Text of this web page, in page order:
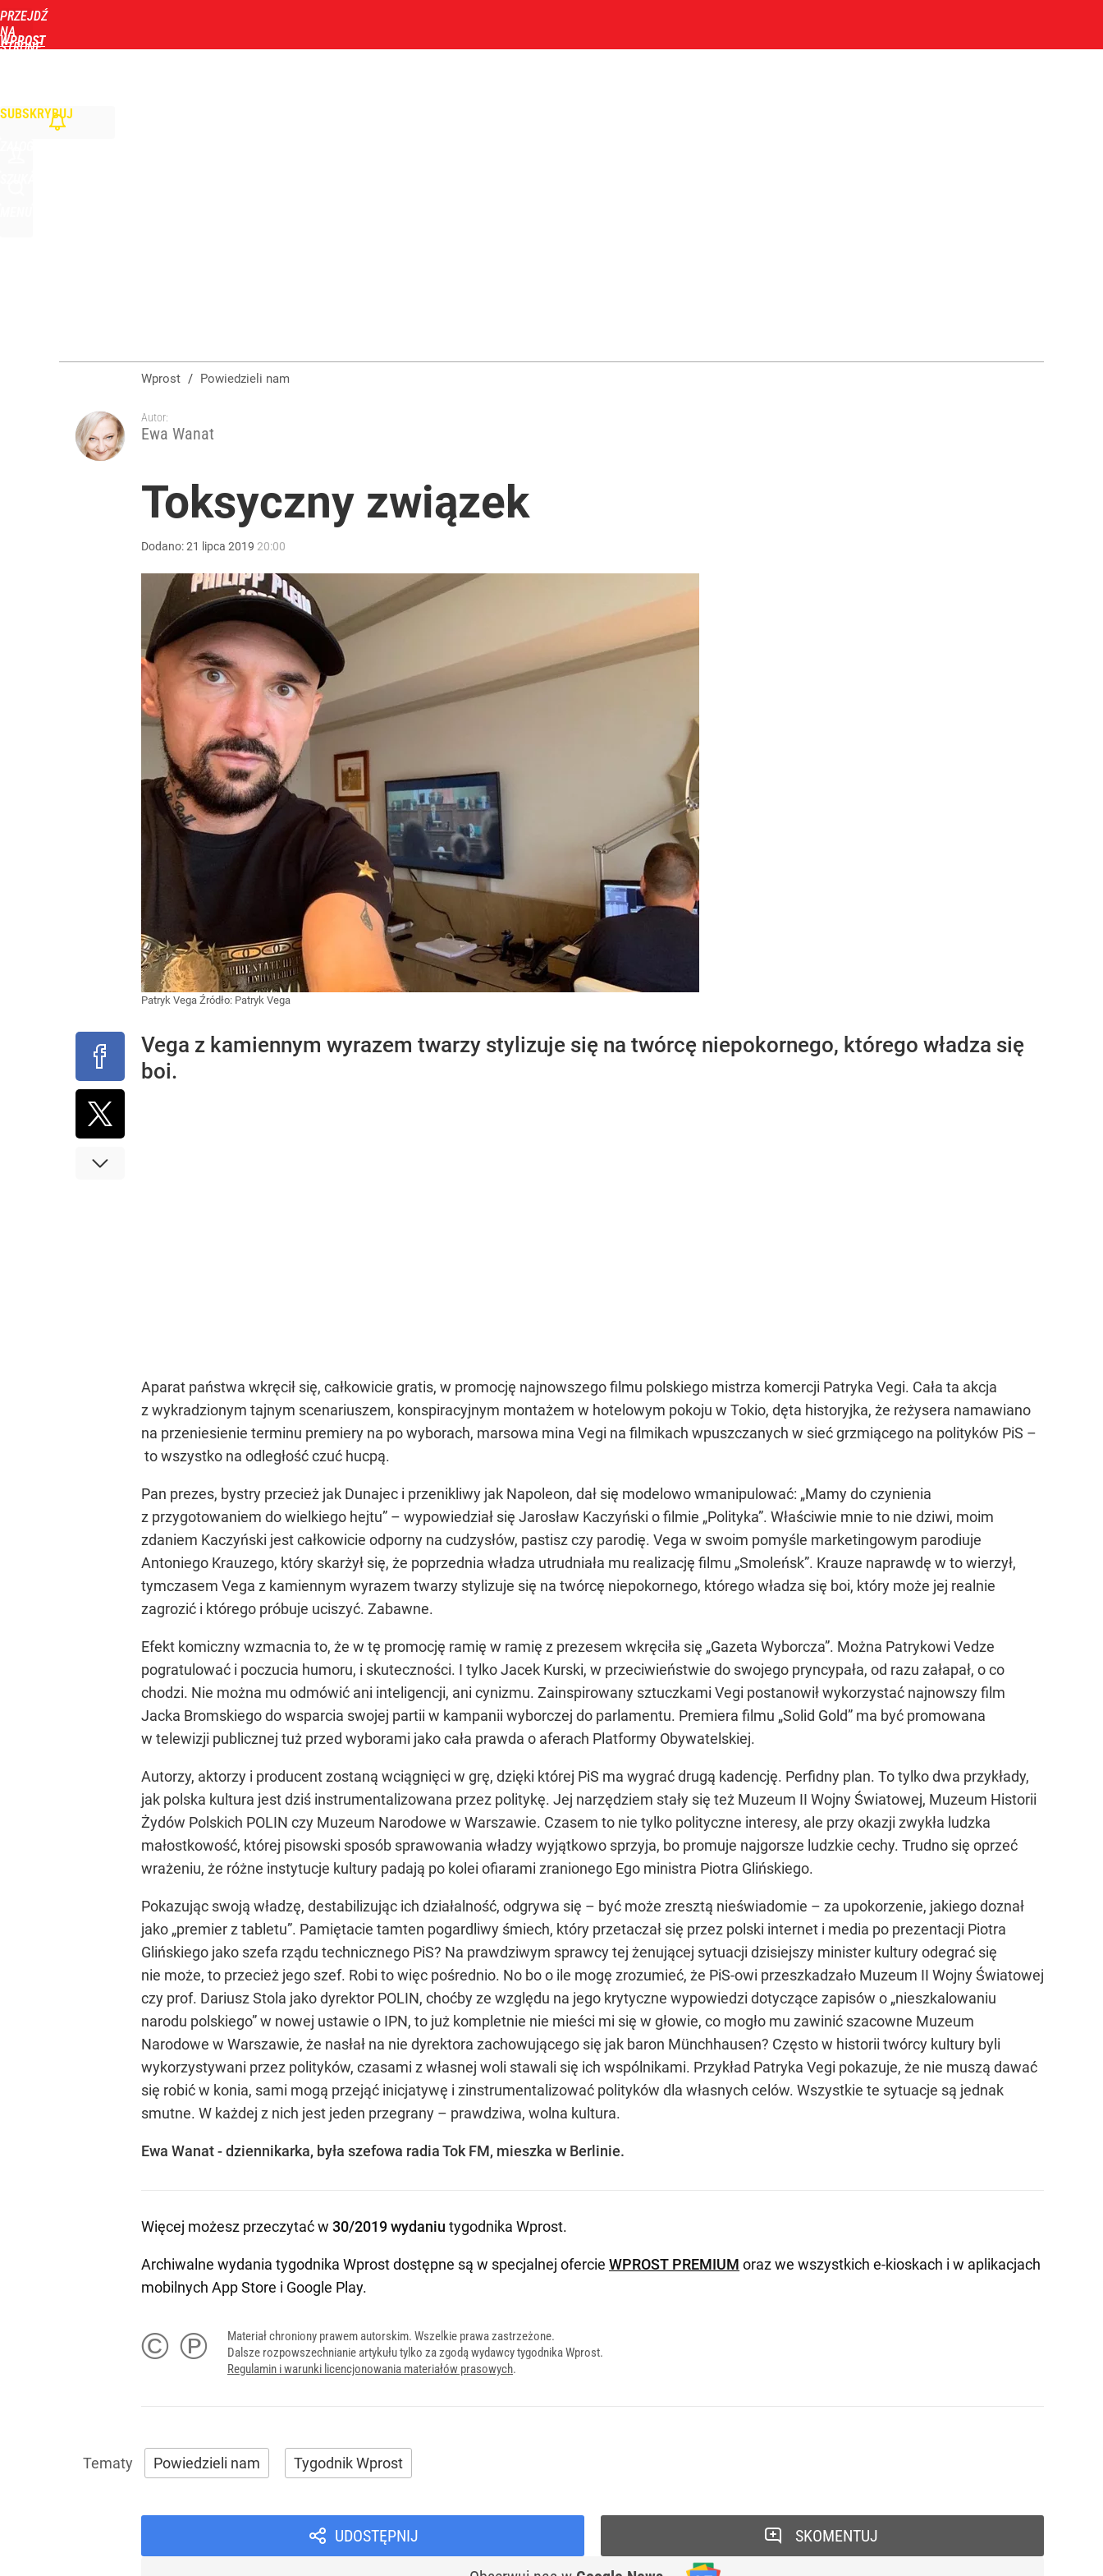
PRZEJDŹ
NA
STRONĘ
WPROST
SUBSKRYBUJ
Wprost / Powiedzieli nam
Autor:
Ewa Wanat
Toksyczny związek
Dodano:21 lipca 2019 20:00
Patryk Vega Źródło: Patryk Vega
Vega z kamiennym wyrazem twarzy stylizuje się na twórcę niepokornego, którego władza się
boi.
Aparat państwa wkręcił się, całkowicie gratis, w promocję najnowszego filmu polskiego mistrza komercji Patryka Vegi. Cała ta akcja
z wykradzionym tajnym scenariuszem, konspiracyjnym montażem w hotelowym pokoju w Tokio, dęta historyjka, że reżysera namawiano
na przeniesienie terminu premiery na po wyborach, marsowa mina Vegi na filmikach wpuszczanych w sieć grzmiącego na polityków PiS –
to wszystko na odległość czuć hucpą.
Pan prezes, bystry przecież jak Dunajec i przenikliwy jak Napoleon, dał się modelowo wmanipulować: „Mamy do czynienia
z przygotowaniem do wielkiego hejtu” – wypowiedział się Jarosław Kaczyński o filmie „Polityka”. Właściwie mnie to nie dziwi, moim
zdaniem Kaczyński jest całkowicie odporny na cudzysłów, pastisz czy parodię. Vega w swoim pomyśle marketingowym parodiuje
Antoniego Krauzego, który skarżył się, że poprzednia władza utrudniała mu realizację filmu „Smoleńsk”. Krauze naprawdę w to wierzył,
tymczasem Vega z kamiennym wyrazem twarzy stylizuje się na twórcę niepokornego, którego władza się boi, który może jej realnie
zagrozić i którego próbuje uciszyć. Zabawne.
Efekt komiczny wzmacnia to, że w tę promocję ramię w ramię z prezesem wkręciła się „Gazeta Wyborcza”. Można Patrykowi Vedze
pogratulować i poczucia humoru, i skuteczności. I tylko Jacek Kurski, w przeciwieństwie do swojego pryncypała, od razu załapał, o co
chodzi. Nie można mu odmówić ani inteligencji, ani cynizmu. Zainspirowany sztuczkami Vegi postanowił wykorzystać najnowszy film
Jacka Bromskiego do wsparcia swojej partii w kampanii wyborczej do parlamentu. Premiera filmu „Solid Gold” ma być promowana
w telewizji publicznej tuż przed wyborami jako cała prawda o aferach Platformy Obywatelskiej.
Autorzy, aktorzy i producent zostaną wciągnięci w grę, dzięki której PiS ma wygrać drugą kadencję. Perfidny plan. To tylko dwa przykłady,
jak polska kultura jest dziś instrumentalizowana przez politykę. Jej narzędziem stały się też Muzeum II Wojny Światowej, Muzeum Historii
Żydów Polskich POLIN czy Muzeum Narodowe w Warszawie. Czasem to nie tylko polityczne interesy, ale przy okazji zwykła ludzka
małostkowość, której pisowski sposób sprawowania władzy wyjątkowo sprzyja, bo promuje najgorsze ludzkie cechy. Trudno się oprzeć
wrażeniu, że różne instytucje kultury padają po kolei ofiarami zranionego Ego ministra Piotra Glińskiego.
Pokazując swoją władzę, destabilizując ich działalność, odgrywa się – być może zresztą nieświadomie – za upokorzenie, jakiego doznał
jako „premier z tabletu”. Pamiętacie tamten pogardliwy śmiech, który przetaczał się przez polski internet i media po prezentacji Piotra
Glińskiego jako szefa rządu technicznego PiS? Na prawdziwym sprawcy tej żenującej sytuacji dzisiejszy minister kultury odegrać się
nie może, to przecież jego szef. Robi to więc pośrednio. No bo o ile mogę zrozumieć, że PiS-owi przeszkadzało Muzeum II Wojny Światowej
czy prof. Dariusz Stola jako dyrektor POLIN, choćby ze względu na jego krytyczne wypowiedzi dotyczące zapisów o „nieszkalowaniu
narodu polskiego” w nowej ustawie o IPN, to już kompletnie nie mieści mi się w głowie, co mogło mu zawinić szacowne Muzeum
Narodowe w Warszawie, że nasłał na nie dyrektora zachowującego się jak baron Münchhausen? Często w historii twórcy kultury byli
wykorzystywani przez polityków, czasami z własnej woli stawali się ich wspólnikami. Przykład Patryka Vegi pokazuje, że nie muszą dawać
się robić w konia, sami mogą przejąć inicjatywę i zinstrumentalizować polityków dla własnych celów. Wszystkie te sytuacje są jednak
smutne. W każdej z nich jest jeden przegrany – prawdziwa, wolna kultura.
Ewa Wanat - dziennikarka, była szefowa radia Tok FM, mieszka w Berlinie.
Więcej możesz przeczytać w 30/2019 wydaniu tygodnika Wprost.
Archiwalne wydania tygodnika Wprost dostępne są w specjalnej ofercie WPROST PREMIUM oraz we wszystkich e-kioskach i w aplikacjach
mobilnych App Store i Google Play.
© ℗
Materiał chroniony prawem autorskim. Wszelkie prawa zastrzeżone.
Dalsze rozpowszechnianie artykułu tylko za zgodą wydawcy tygodnika Wprost.
Regulamin i warunki licencjonowania materiałów prasowych.
Powiedzieli nam Tygodnik Wprost
UDOSTĘPNIJ SKOMENTUJ